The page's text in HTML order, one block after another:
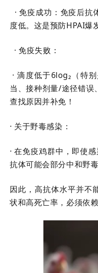
· 免疫成功：免疫后
度低。这是预防HPAI爆
· 免疫失败：
· 滴度低于6log₂（特
当、接种剂量/途径错误
查找原因并补免！
· 关于野毒感染：
· 在免疫鸡群中，即使
抗体可能会部分中和野
因此，高抗体水平并不
状和高死亡率，必须依